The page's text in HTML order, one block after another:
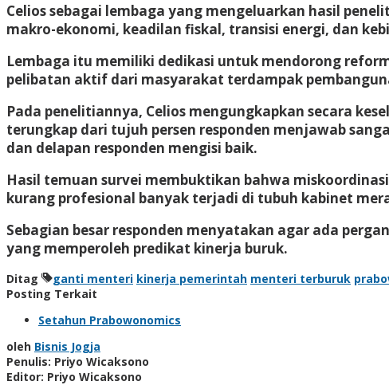
Celios sebagai lembaga yang mengeluarkan hasil
makro-ekonomi, keadilan fiskal, transisi energi, dan
Lembaga itu memiliki dedikasi untuk mendorong
pelibatan aktif dari masyarakat terdampak
Pada penelitiannya, Celios mengungkapkan secara
terungkap dari tujuh persen responden menjawab
dan delapan responden mengisi baik.
Hasil temuan survei membuktikan bahwa
kurang profesional banyak terjadi di tubuh kabinet
Sebagian besar responden menyatakan agar ada
yang memperoleh predikat kinerja buruk.
Ditag ganti menteri kinerja pemerintah menteri terburuk
Posting Terkait
Setahun Prabowonomics
oleh Bisnis Jogja
Penulis: Priyo Wicaksono
Editor: Priyo Wicaksono